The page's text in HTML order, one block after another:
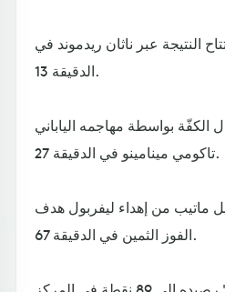
النتيجة عبر ناثان ريدموند في
الدقيقة 13.
الكفّة بواسطة مهاجمه الياباني
تاكومي مينامينو في الدقيقة 27.
ماتيب من إهداء ليفربول هدف
الفوز الثمين في الدقيقة 67.